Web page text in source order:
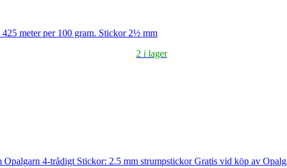
meter per 100 gram. Stickor 2½ mm
2 i lager
4-trådigt Stickor: 2.5 mm strumpstickor Gratis vid köp av